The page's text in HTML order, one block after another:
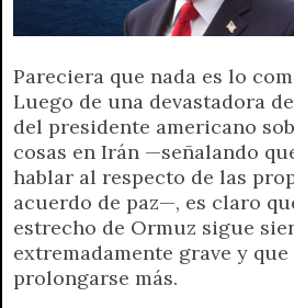
k
e
k
l
Pareciera que nada es lo
Luego de una devastadora
del presidente americano
cosas en Irán —señalando
hablar al respecto de las
acuerdo de paz—, es claro
estrecho de Ormuz sigue
extremadamente grave y
prolongarse más.